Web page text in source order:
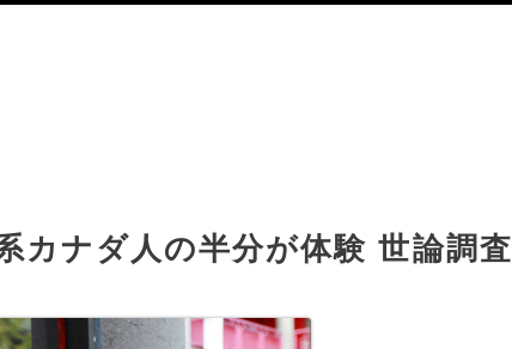
カナダ人の半分が体験 世論調査